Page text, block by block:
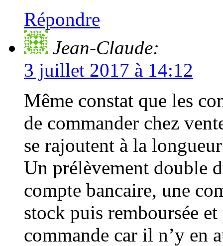
Répondre
Jean-Claude:
3 juillet 2017 à 14:12
Même constat que les
de commander chez
se rajoutent à la
Un prélèvement double
compte bancaire, une
stock puis remboursée
commande car il n’y en